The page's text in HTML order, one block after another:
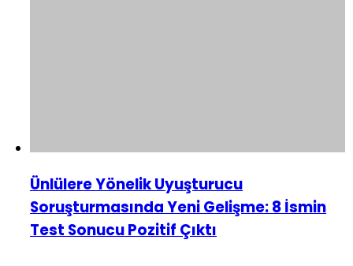
Ünlülere Yönelik Uyuşturucu
Soruşturmasında Yeni Gelişme: 8 İsmin
Test Sonucu Pozitif Çıktı